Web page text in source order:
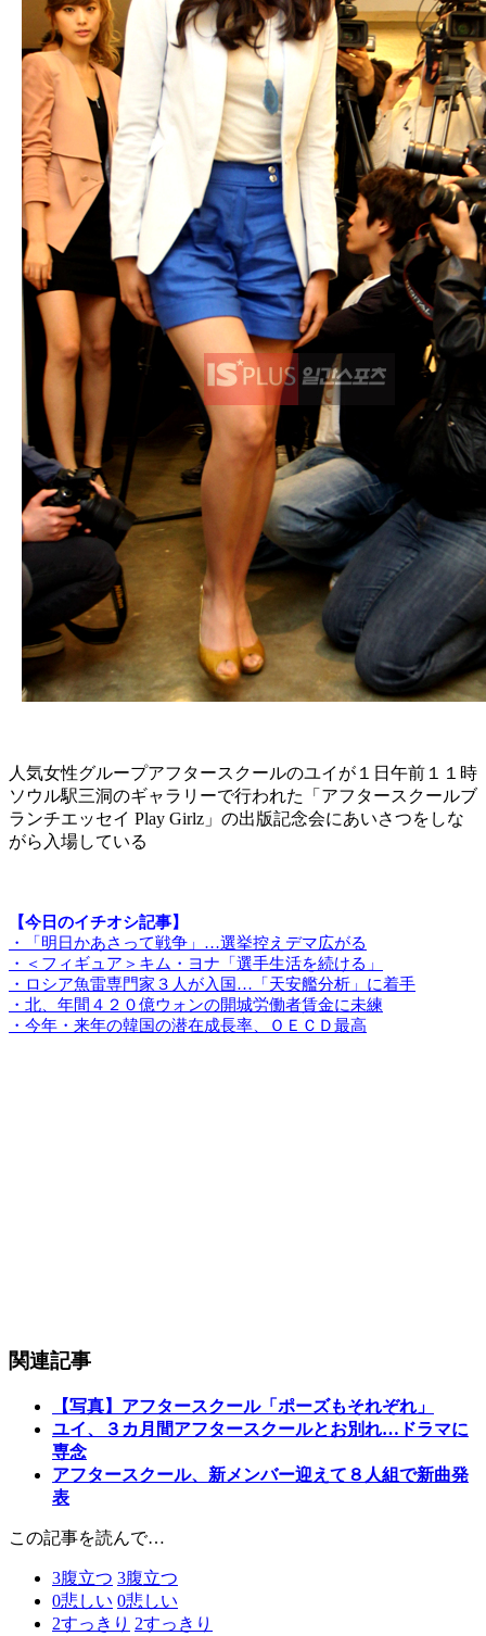
人気女性グループアフタースクールのユイが１日午前１１時
ソウル駅三洞のギャラリーで行われた「アフタースクールブ
ランチエッセイ Play Girlz」の出版記念会にあいさつをしな
がら入場している
【今日のイチオシ記事】
・「明日かあさって戦争」…選挙控えデマ広がる
・＜フィギュア＞キム・ヨナ「選手生活を続ける」
・ロシア魚雷専門家３人が入国…「天安艦分析」に着手
・北、年間４２０億ウォンの開城労働者賃金に未練
・今年・来年の韓国の潜在成長率、ＯＥＣＤ最高
関連記事
【写真】アフタースクール「ポーズもそれぞれ」
ユイ、３カ月間アフタースクールとお別れ…ドラマに
専念
アフタースクール、新メンバー迎えて８人組で新曲発
表
この記事を読んで…
3腹立つ 3腹立つ
0悲しい 0悲しい
2すっきり 2すっきり